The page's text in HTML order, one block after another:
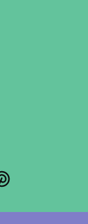
Pinterest